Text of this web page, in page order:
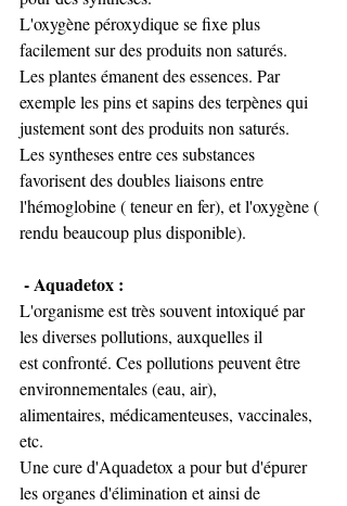
L'oxygène péroxydique se fixe plus
facilement sur des produits non saturés.
Les plantes émanent des essences. Par
exemple les pins et sapins des terpènes qui
justement sont des produits non saturés.
Les syntheses entre ces substances
favorisent des doubles liaisons entre
l'hémoglobine ( teneur en fer), et l'oxygène (
rendu beaucoup plus disponible).
- Aquadetox :
L'organisme est très souvent intoxiqué par
les diverses pollutions, auxquelles il
est confronté. Ces pollutions peuvent être
environnementales (eau, air),
alimentaires, médicamenteuses, vaccinales,
etc.
Une cure d'Aquadetox a pour but d'épurer
les organes d'élimination et ainsi de